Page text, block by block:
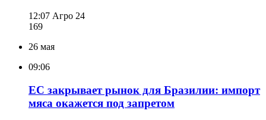
12:07 Агро 24
169
26 мая
09:06
ЕС закрывает рынок для Бразилии: импорт
мяса окажется под запретом